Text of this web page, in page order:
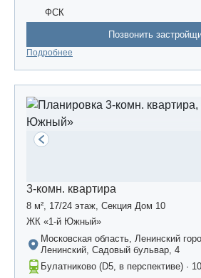
ФСК
Позвонить
Подробнее
3-комн. квартира
8 м², 17/24 этаж, Секция Дом 10
ЖК «1-й Южный»
Московская область, Ленинский
Ленинский, Садовый бульвар, 4
Булатниково (D5, в перспективе) ·